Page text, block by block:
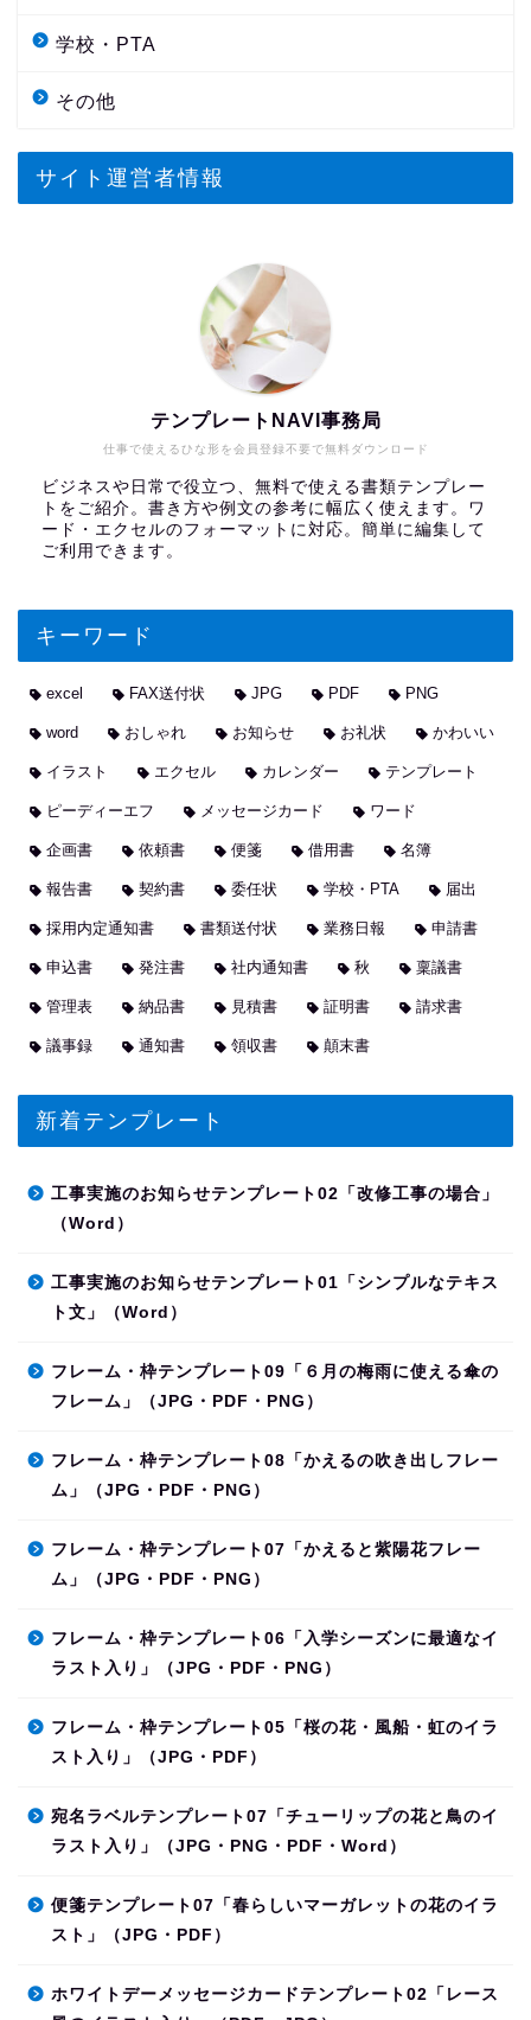
学校・PTA
その他
サイト運営者情報
仕事で使えるひな形を会員登録不要で無料ダウンロード
テンプレートNAVI事務局
ビジネスや日常で役立つ、無料で使える書類テンプレー
トをご紹介。書き方や例文の参考に幅広く使えます。ワ
ード・エクセルのフォーマットに対応。簡単に編集して
ご利用できます。
キーワード
excel FAX送付状 JPG PDF PNG
word おしゃれ お知らせ お礼状 かわいい
イラスト エクセル カレンダー テンプレート
ピーディーエフ メッセージカード ワード
企画書 依頼書 便箋 借用書 名簿
報告書 契約書 委任状 学校・PTA 届出
採用内定通知書 書類送付状 業務日報 申請書
申込書 発注書 社内通知書 秋 稟議書
管理表 納品書 見積書 証明書 請求書
議事録 通知書 領収書 顛末書
新着テンプレート
工事実施のお知らせテンプレート02「改修工事の場合」
（Word）
工事実施のお知らせテンプレート01「シンプルなテキス
ト文」（Word）
フレーム・枠テンプレート09「６月の梅雨に使える傘の
フレーム」（JPG・PDF・PNG）
フレーム・枠テンプレート08「かえるの吹き出しフレー
ム」（JPG・PDF・PNG）
フレーム・枠テンプレート07「かえると紫陽花フレー
ム」（JPG・PDF・PNG）
フレーム・枠テンプレート06「入学シーズンに最適なイ
ラスト入り」（JPG・PDF・PNG）
フレーム・枠テンプレート05「桜の花・風船・虹のイラ
スト入り」（JPG・PDF）
宛名ラベルテンプレート07「チューリップの花と鳥のイ
ラスト入り」（JPG・PNG・PDF・Word）
便箋テンプレート07「春らしいマーガレットの花のイラ
スト」（JPG・PDF）
ホワイトデーメッセージカードテンプレート02「レース